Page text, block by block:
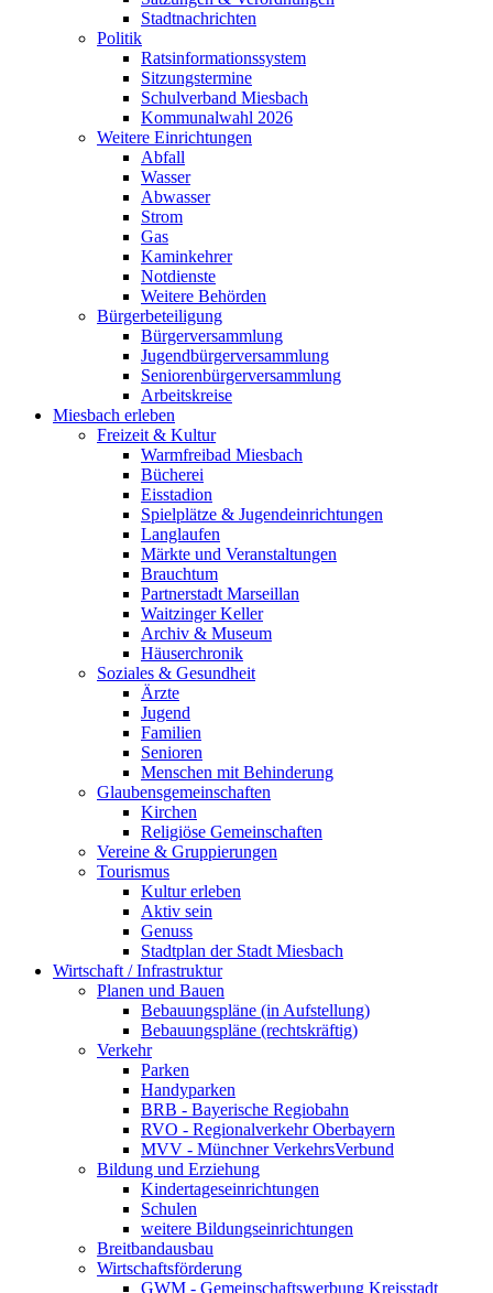
Stadtnachrichten
Politik
Ratsinformationssystem
Sitzungstermine
Schulverband Miesbach
Kommunalwahl 2026
Weitere Einrichtungen
Abfall
Wasser
Abwasser
Strom
Gas
Kaminkehrer
Notdienste
Weitere Behörden
Bürgerbeteiligung
Bürgerversammlung
Jugendbürgerversammlung
Seniorenbürgerversammlung
Arbeitskreise
Miesbach erleben
Freizeit & Kultur
Warmfreibad Miesbach
Bücherei
Eisstadion
Spielplätze & Jugendeinrichtungen
Langlaufen
Märkte und Veranstaltungen
Brauchtum
Partnerstadt Marseillan
Waitzinger Keller
Archiv & Museum
Häuserchronik
Soziales & Gesundheit
Ärzte
Jugend
Familien
Senioren
Menschen mit Behinderung
Glaubensgemeinschaften
Kirchen
Religiöse Gemeinschaften
Vereine & Gruppierungen
Tourismus
Kultur erleben
Aktiv sein
Genuss
Stadtplan der Stadt Miesbach
Wirtschaft / Infrastruktur
Planen und Bauen
Bebauungspläne (in Aufstellung)
Bebauungspläne (rechtskräftig)
Verkehr
Parken
Handyparken
BRB - Bayerische Regiobahn
RVO - Regionalverkehr Oberbayern
MVV - Münchner VerkehrsVerbund
Bildung und Erziehung
Kindertageseinrichtungen
Schulen
weitere Bildungseinrichtungen
Breitbandausbau
Wirtschaftsförderung
GWM - Gemeinschaftswerbung Kreisstadt